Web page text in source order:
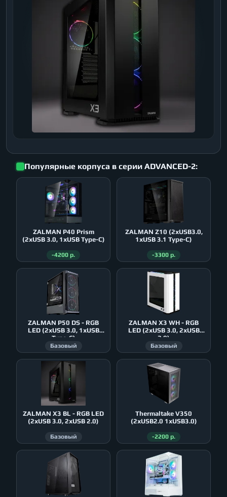
Популярные корпуса в серии ADVANCED-2:
ZALMAN P40 Prism
(2xUSB 3.0, 1xUSB Type-C)
-4200 р.
ZALMAN Z10 (2xUSB3.0,
1xUSB 3.1 Type-C)
-3300 р.
ZALMAN P50 DS - RGB
LED (2xUSB 3.0, 1xUSB
Type-C)
Базовый
ZALMAN X3 WH - RGB
LED (2xUSB 3.0, 2xUSB
2.0)
Базовый
ZALMAN X3 BL - RGB LED
(2xUSB 3.0, 2xUSB 2.0)
Базовый
Thermaltake V350
(2xUSB2.0 1xUSB3.0)
-2200 р.